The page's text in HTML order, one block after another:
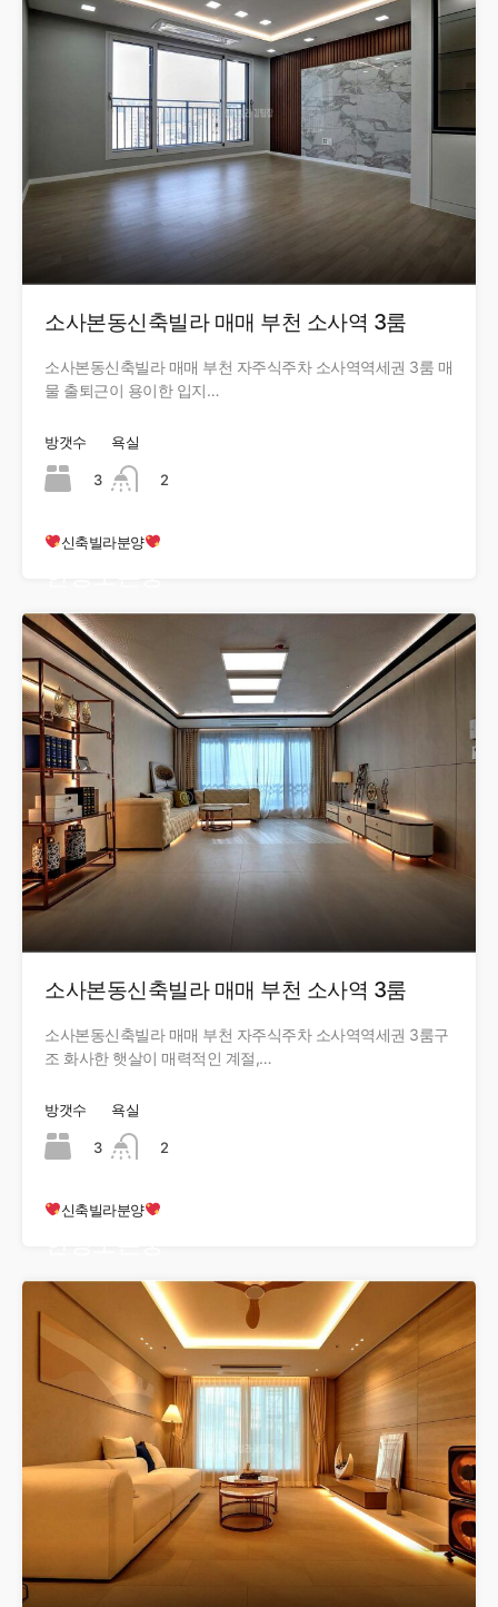
소사본동신축빌라 매매 부천 소사역 3룸
소사본동신축빌라 매매 부천 자주식주차 소사역역세권 3룸 매
물 출퇴근이 용이한 입지…
방갯수
3
욕실
2
신축빌라분양
소사본동신축빌라 매매 부천 소사역 3룸
소사본동신축빌라 매매 부천 자주식주차 소사역역세권 3룸구
조 화사한 햇살이 매력적인 계절,…
방갯수
3
욕실
2
신축빌라분양